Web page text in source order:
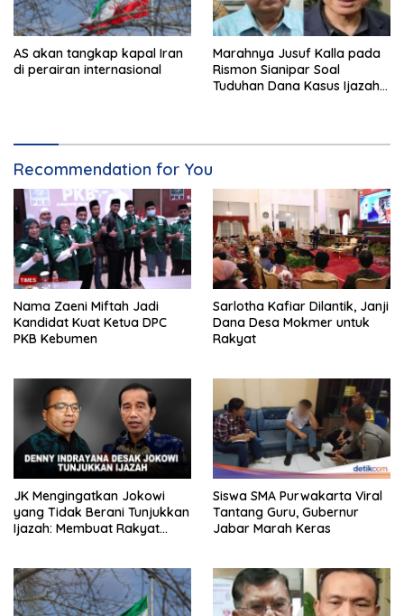
AS akan tangkap kapal Iran
di perairan internasional
Marahnya Jusuf Kalla pada
Rismon Sianipar Soal
Tuduhan Dana Kasus Ijazah
Recommendation for You
Nama Zaeni Miftah Jadi
Kandidat Kuat Ketua DPC
PKB Kebumen
Sarlotha Kafiar Dilantik, Janji
Dana Desa Mokmer untuk
Rakyat
JK Mengingatkan Jokowi
yang Tidak Berani Tunjukkan
Ijazah: Membuat Rakyat
Siswa SMA Purwakarta Viral
Tantang Guru, Gubernur
Jabar Marah Keras